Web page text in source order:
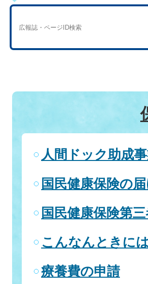
人間ドック助成
国民健康保険の
国民健康保険第
こんなんときに
療養費の申請